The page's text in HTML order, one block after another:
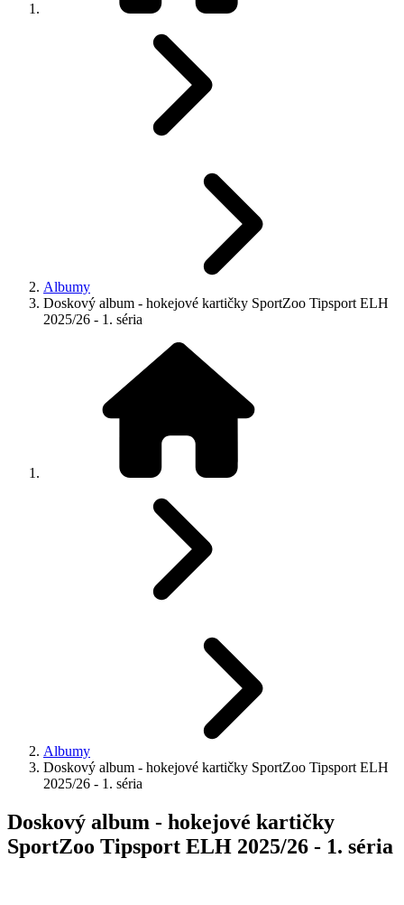
Albumy
Doskový album - hokejové kartičky SportZoo Tipsport ELH
2025/26 - 1. séria
Albumy
Doskový album - hokejové kartičky SportZoo Tipsport ELH
2025/26 - 1. séria
Doskový album - hokejové kartičky
SportZoo Tipsport ELH 2025/26 - 1. séria